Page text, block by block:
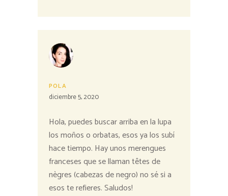
POLA
diciembre 5, 2020
Hola, puedes buscar arriba en la lupa
los moños o orbatas, esos ya los subí
hace tiempo. Hay unos merengues
franceses que se llaman têtes de
nègres (cabezas de negro) no sé si a
esos te refieres. Saludos!